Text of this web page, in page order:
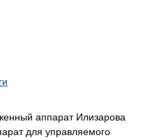
аппарат Илизарова
для управляемого